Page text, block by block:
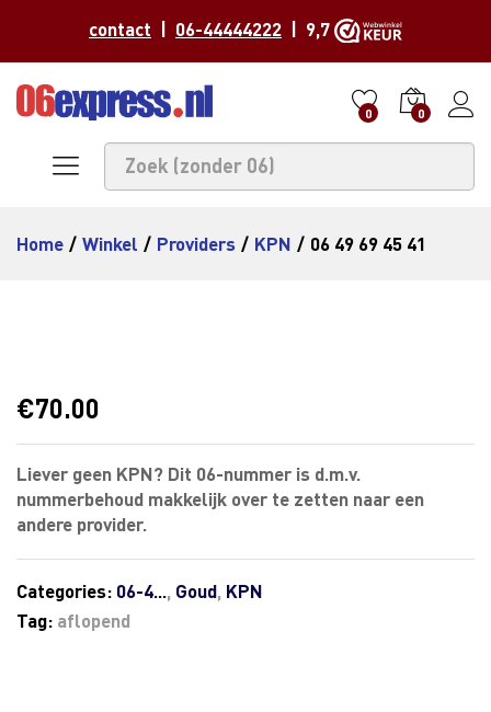
contact 06-44444222 | 9,7
0 0
Home / Winkel / Providers / KPN / 06 49 69 45 41
€70.00
Liever geen KPN? Dit 06-nummer is d.m.v.
nummerbehoud makkelijk over te zetten naar een
andere provider.
Categories: 06-4..., Goud, KPN
Tag: aflopend